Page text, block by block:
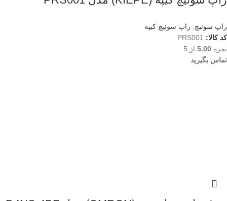
راپ سوئیچ
راپ سوئیچ کیپه
کد کالا: PRS001
نمره 5.00 از 5
تماس بگیرید